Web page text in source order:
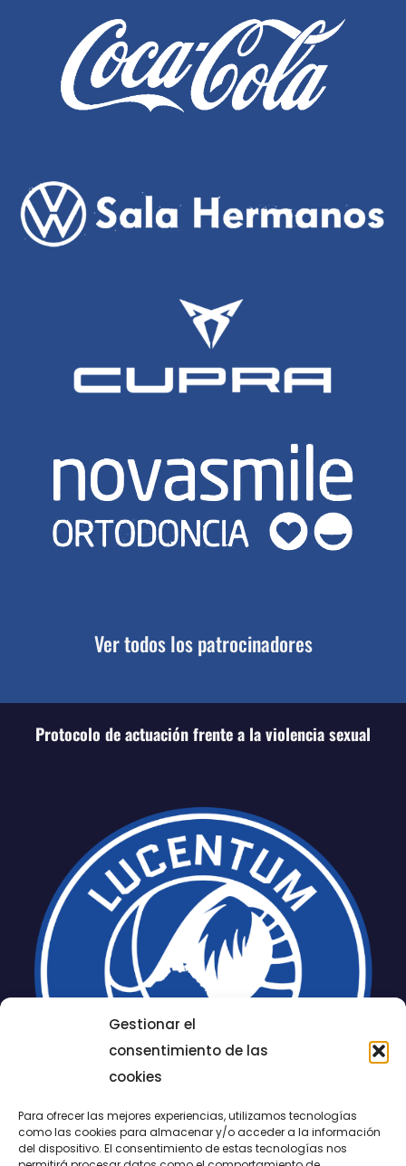
Gestionar el
consentimiento de las
cookies
Para ofrecer las mejores experiencias, utilizamos tecnologías
como las cookies para almacenar y/o acceder a la información
del dispositivo. El consentimiento de estas tecnologías nos
Ver todos los patrocinadores
Protocolo de actuación frente a la violencia sexual